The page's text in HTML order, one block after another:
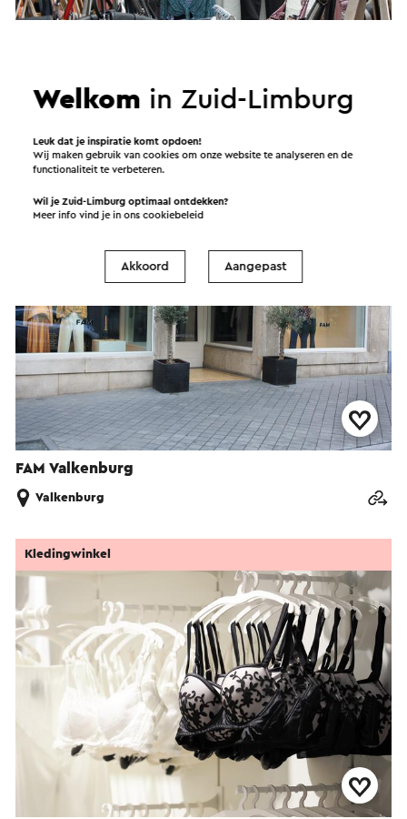
Iqra Fashion
Valkenburg
FAM Valkenburg
Valkenburg
Kledingwinkel
Welkom in Zuid-Limburg
Leuk dat je inspiratie komt opdoen!
Wij maken gebruik van cookies om onze website te analyseren en de
functionaliteit te verbeteren.
Wil je Zuid-Limburg optimaal ontdekken?
Meer info vind je in onscookiebeleid
Akkoord Aangepast